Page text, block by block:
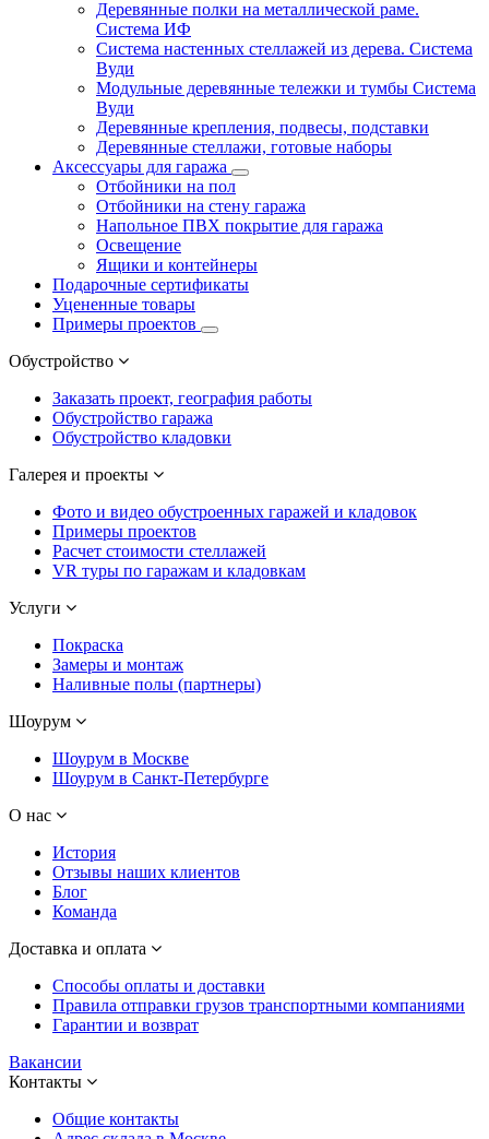
Деревянные полки на металлической раме.
Система ИФ
Система настенных стеллажей из дерева. Система
Вуди
Модульные деревянные тележки и тумбы Система
Вуди
Деревянные крепления, подвесы, подставки
Деревянные стеллажи, готовые наборы
Аксессуары для гаража
Отбойники на пол
Отбойники на стену гаража
Напольное ПВХ покрытие для гаража
Освещение
Ящики и контейнеры
Подарочные сертификаты
Уцененные товары
Примеры проектов
Обустройство
Заказать проект, география работы
Обустройство гаража
Обустройство кладовки
Галерея и проекты
Фото и видео обустроенных гаражей и кладовок
Примеры проектов
Расчет стоимости стеллажей
VR туры по гаражам и кладовкам
Услуги
Покраска
Замеры и монтаж
Наливные полы (партнеры)
Шоурум
Шоурум в Москве
Шоурум в Санкт-Петербурге
О нас
История
Отзывы наших клиентов
Блог
Команда
Доставка и оплата
Способы оплаты и доставки
Правила отправки грузов транспортными компаниями
Гарантии и возврат
Вакансии
Контакты
Общие контакты